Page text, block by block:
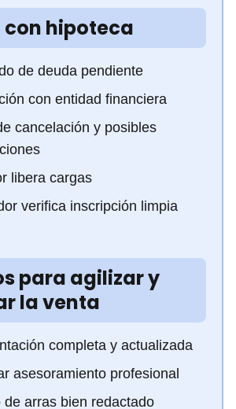
con hipoteca
de deuda pendiente
con entidad financiera
cancelación y posibles
libera cargas
verifica inscripción limpia
para agilizar y
la venta
completa y actualizada
asesoramiento profesional
de arras bien redactado